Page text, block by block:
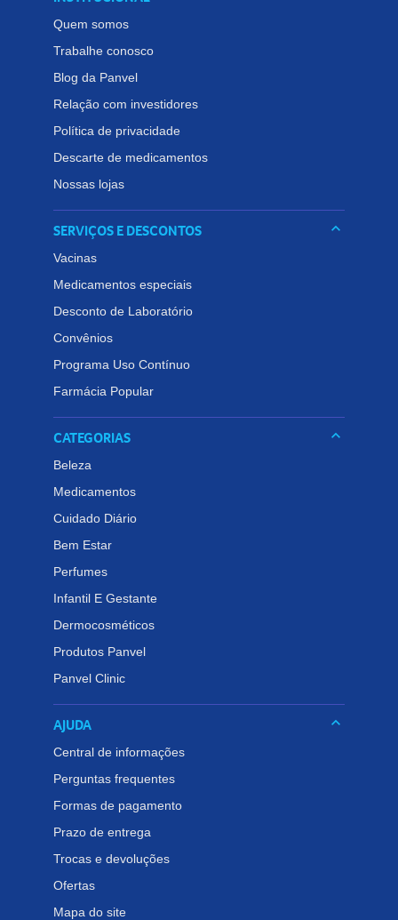
Conserve os produtos em local fresco, ao abrigo de luz e
calor excessivo.
Tamanho do produto
Exposis gel bebê
encontre tudo o que precisa para
Quem somos
Trabalhe conosco
Blog da Panvel
Relação com investidores
Política de privacidade
Descarte de medicamentos
Nossas lojas
SERVIÇOS E DESCONTOS keyboard_arrow_down
Vacinas
Medicamentos especiais
Desconto de Laboratório
Convênios
Programa Uso Contínuo
Farmácia Popular
CATEGORIAS keyboard_arrow_down
Beleza
Medicamentos
Cuidado Diário
Bem Estar
Perfumes
Infantil E Gestante
Dermocosméticos
Produtos Panvel
Panvel Clinic
AJUDA keyboard_arrow_down
Central de informações
Perguntas frequentes
Formas de pagamento
Prazo de entrega
Trocas e devoluções
Ofertas
Mapa do site